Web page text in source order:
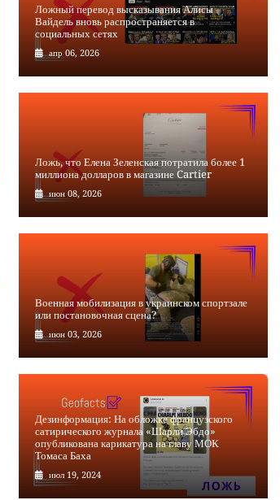
Ложный перевод высказывания Алисы
Вайдель вновь распространяется в
социальных сетях
апр 06, 2026
Ложь, что Елена Зеленская потратила более 1
миллиона долларов в магазине Cartier
июн 08, 2026
Военная мобилизация в украинском спортзале
или постановочная сцена?
июн 03, 2026
Дезинформация: На обложке французского
сатирического журнала «Шарли Эбдо»
опубликована карикатура на главу МОК
Томаса Баха
июл 19, 2024